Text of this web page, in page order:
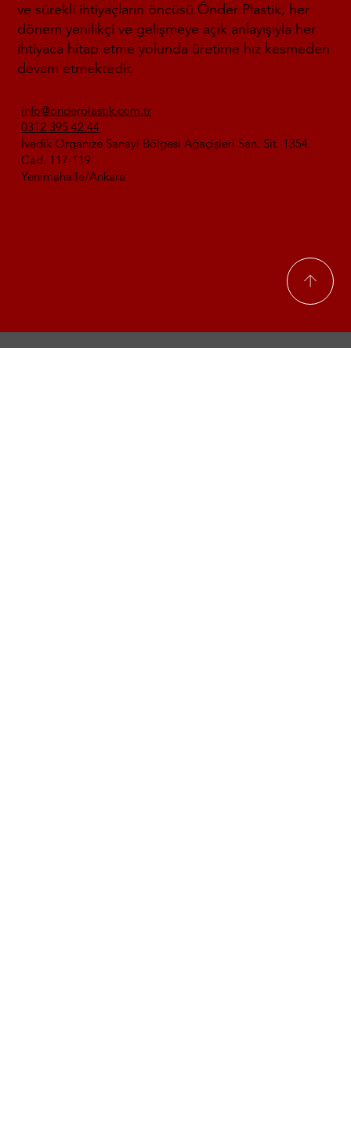
ve sürekli ihtiyaçların öncüsü Önder Plastik, her
dönem yenilikçi ve gelişmeye açık anlayışıyla her
ihtiyaca hitap etme yolunda üretime hız kesmeden
devam etmektedir.
info@onderplastik.com.tr
0312 395 42 44
İvedik Organize Sanayi Bölgesi Ağaçişleri San. Sit. 1354.
Cad. 117-119
Yenimahalle/Ankara